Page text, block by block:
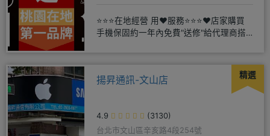
⭐⭐⭐在地經營 用❤️服務⭐⭐⭐❤️店家購買
手機保固約一年內免費"送修"給代理商搭
精選
揚昇通訊-文山店
4.9
(3130)
台北市文山區辛亥路4段254號